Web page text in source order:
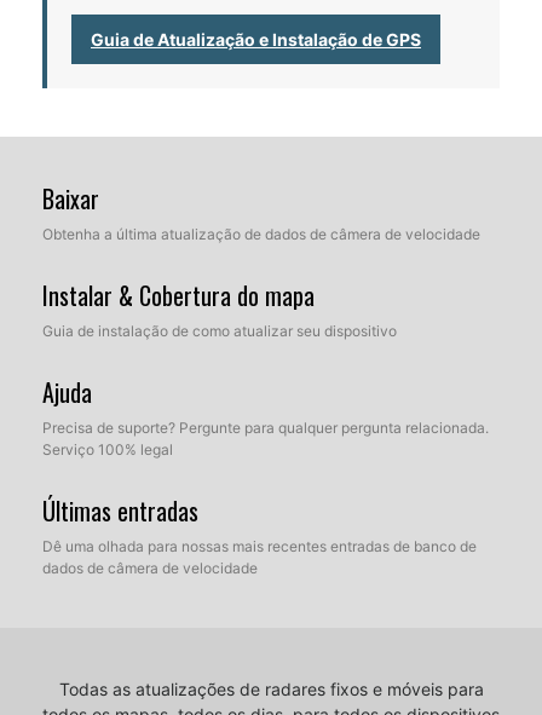
Guia de Atualização e Instalação de GPS
Baixar
Obtenha a última atualização de dados de câmera de velocidade
Instalar & Cobertura do mapa
Guia de instalação de como atualizar seu dispositivo
Ajuda
Precisa de suporte? Pergunte para qualquer pergunta relacionada.
Serviço 100% legal
Últimas entradas
Dê uma olhada para nossas mais recentes entradas de banco de
dados de câmera de velocidade
Todas as atualizações de radares fixos e móveis para